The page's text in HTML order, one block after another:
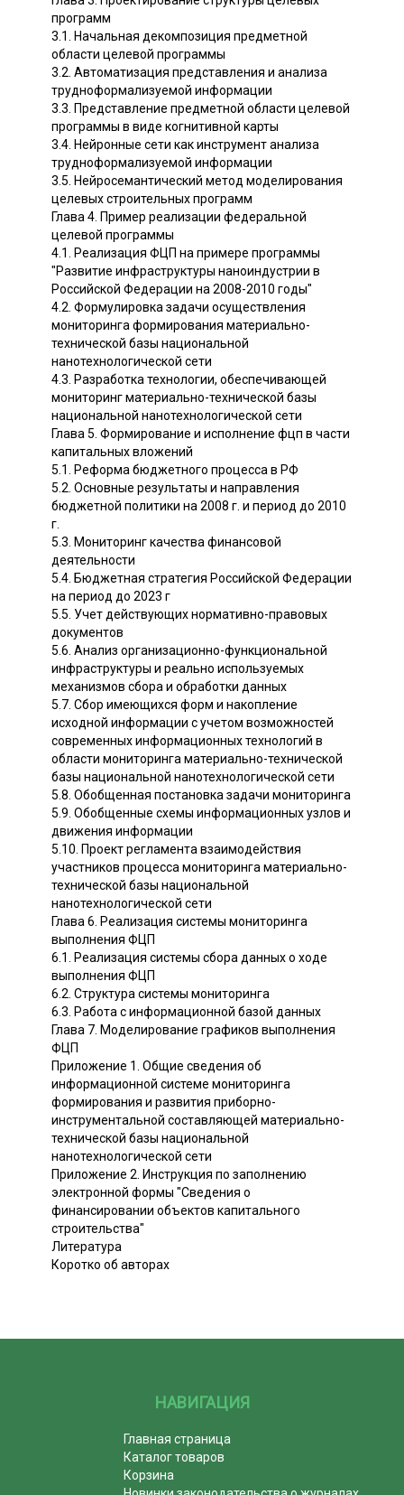
программ
3.1. Начальная декомпозиция предметной
области целевой программы
3.2. Автоматизация представления и анализа
трудноформализуемой информации
3.3. Представление предметной области целевой
программы в виде когнитивной карты
3.4. Нейронные сети как инструмент анализа
трудноформализуемой информации
3.5. Нейросемантический метод моделирования
целевых строительных программ
Глава 4. Пример реализации федеральной
целевой программы
4.1. Реализация ФЦП на примере программы
"Развитие инфраструктуры наноиндустрии в
Российской Федерации на 2008-2010 годы"
4.2. Формулировка задачи осуществления
мониторинга формирования материально-
технической базы национальной
нанотехнологической сети
4.3. Разработка технологии, обеспечивающей
мониторинг материально-технической базы
национальной нанотехнологической сети
Глава 5. Формирование и исполнение фцп в части
капитальных вложений
5.1. Реформа бюджетного процесса в РФ
5.2. Основные результаты и направления
бюджетной политики на 2008 г. и период до 2010
г.
5.3. Мониторинг качества финансовой
деятельности
5.4. Бюджетная стратегия Российской Федерации
на период до 2023 г
5.5. Учет действующих нормативно-правовых
документов
5.6. Анализ организационно-функциональной
инфраструктуры и реально используемых
механизмов сбора и обработки данных
5.7. Сбор имеющихся форм и накопление
исходной информации с учетом возможностей
современных информационных технологий в
области мониторинга материально-технической
базы национальной нанотехнологической сети
5.8. Обобщенная постановка задачи мониторинга
5.9. Обобщенные схемы информационных узлов и
движения информации
5.10. Проект регламента взаимодействия
участников процесса мониторинга материально-
технической базы национальной
нанотехнологической сети
Глава 6. Реализация системы мониторинга
выполнения ФЦП
6.1. Реализация системы сбора данных о ходе
выполнения ФЦП
6.2. Структура системы мониторинга
6.3. Работа с информационной базой данных
Глава 7. Моделирование графиков выполнения
ФЦП
Приложение 1. Общие сведения об
информационной системе мониторинга
формирования и развития приборно-
инструментальной составляющей материально-
технической базы национальной
нанотехнологической сети
Приложение 2. Инструкция по заполнению
электронной формы "Сведения о
финансировании объектов капитального
строительства"
Литература
Коротко об авторах
НАВИГАЦИЯ
Главная страница
Каталог товаров
Корзина